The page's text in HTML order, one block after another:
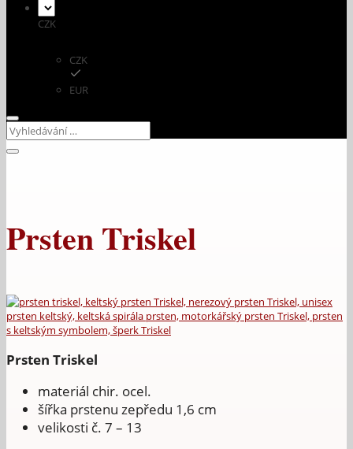
CZK
CZK
EUR
Prsten Triskel
Prsten Triskel
materiál chir. ocel.
šířka prstenu zepředu 1,6 cm
velikosti č. 7 – 13